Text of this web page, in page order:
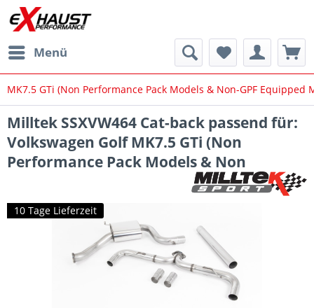
Menü
MK7.5 GTi (Non Performance Pack Models & Non-GPF Equipped
Milltek SSXVW464 Cat-back passend für:
Volkswagen Golf MK7.5 GTi (Non
Performance Pack Models & Non
10 Tage Lieferzeit